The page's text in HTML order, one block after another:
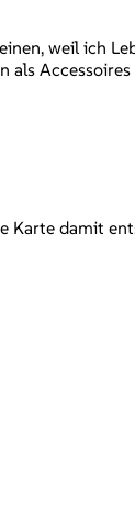
weil ich
Accessoires
Karte damit